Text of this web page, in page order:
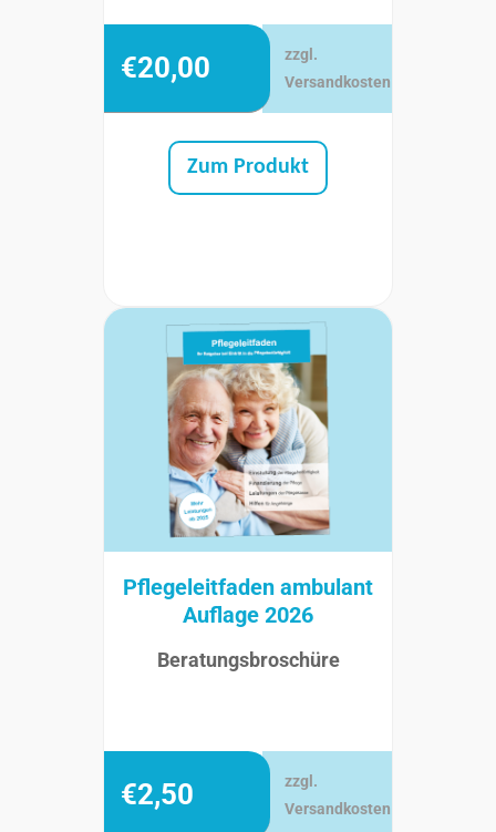
€20,00
zzgl.
Versandkosten
Zum Produkt
Pflegeleitfaden ambulant
Auflage 2026
Beratungsbroschüre
€2,50
zzgl.
Versandkosten